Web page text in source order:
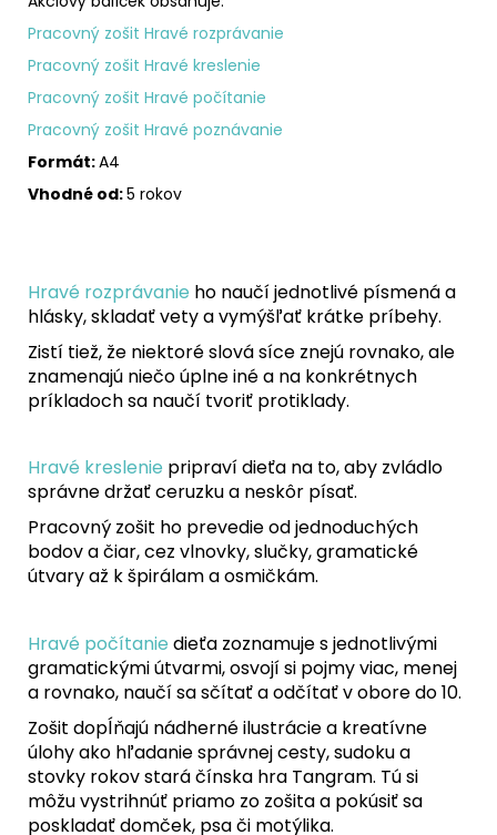
Pracovný zošit Hravé rozprávanie
Pracovný zošit Hravé kreslenie
Pracovný zošit Hravé počítanie
Pracovný zošit Hravé poznávanie
Formát:A4
Vhodné od:5 rokov
Hravé rozprávanie ho naučí jednotlivé písmená a
hlásky, skladať vety a vymýšľať krátke príbehy.
Zistí tiež, že niektoré slová síce znejú rovnako, ale
znamenajú niečo úplne iné a na konkrétnych
príkladoch sa naučí tvoriť protiklady.
Hravé kreslenie pripraví dieťa na to, aby zvládlo
správne držať ceruzku a neskôr písať.
Pracovný zošit ho prevedie od jednoduchých
bodov a čiar, cez vlnovky, slučky, gramatické
útvary až k špirálam a osmičkám.
Hravé počítanie dieťa zoznamuje s jednotlivými
gramatickými útvarmi, osvojí si pojmy viac, menej
a rovnako, naučí sa sčítať a odčítať v obore do 10.
Zošit dopĺňajú nádherné ilustrácie a kreatívne
úlohy ako hľadanie správnej cesty, sudoku a
stovky rokov stará čínska hra Tangram. Tú si
môžu vystrihnúť priamo zo zošita a pokúsiť sa
poskladať domček, psa či motýlika.